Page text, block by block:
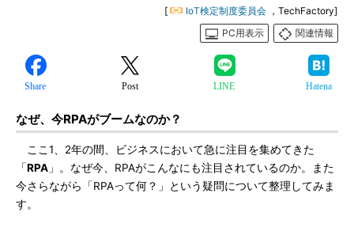
[ IoT検定制度委員会 ，TechFactory]
PC用表示
関連情報
Share Post LINE Hatena
なぜ、今RPAがブームなのか？
ここ1、2年の間、ビジネスにおいて急に注目を集めてきた
「RPA 」。なぜ今、RPAがこんなにも注目されているのか。また
今さらながら「RPAって何？」という疑問について整理してみま
す。